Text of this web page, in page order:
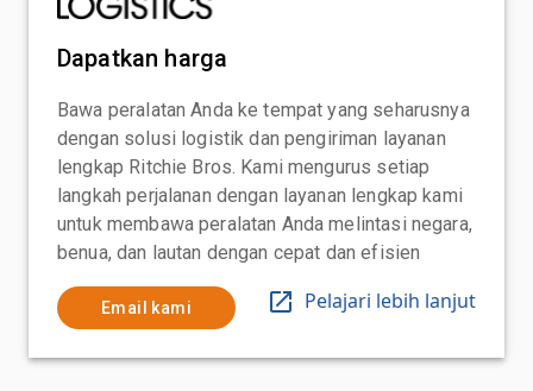
Dapatkan harga
Bawa peralatan Anda ke tempat yang seharusnya
dengan solusi logistik dan pengiriman layanan
lengkap Ritchie Bros. Kami mengurus setiap
langkah perjalanan dengan layanan lengkap kami
untuk membawa peralatan Anda melintasi negara,
benua, dan lautan dengan cepat dan efisien
Email kami Pelajari lebih lanjut